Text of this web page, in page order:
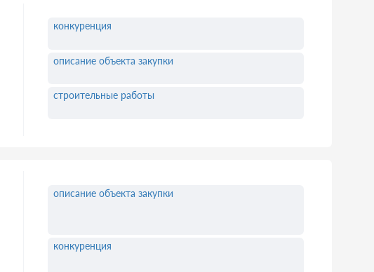
конкуренция
описание объекта закупки
строительные работы
описание объекта закупки
конкуренция